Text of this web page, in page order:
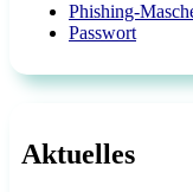
Phishing-
Passwort
Aktuelles